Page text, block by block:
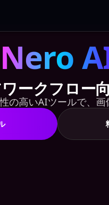
Nero
ークフロー
の高いAIツールで、画